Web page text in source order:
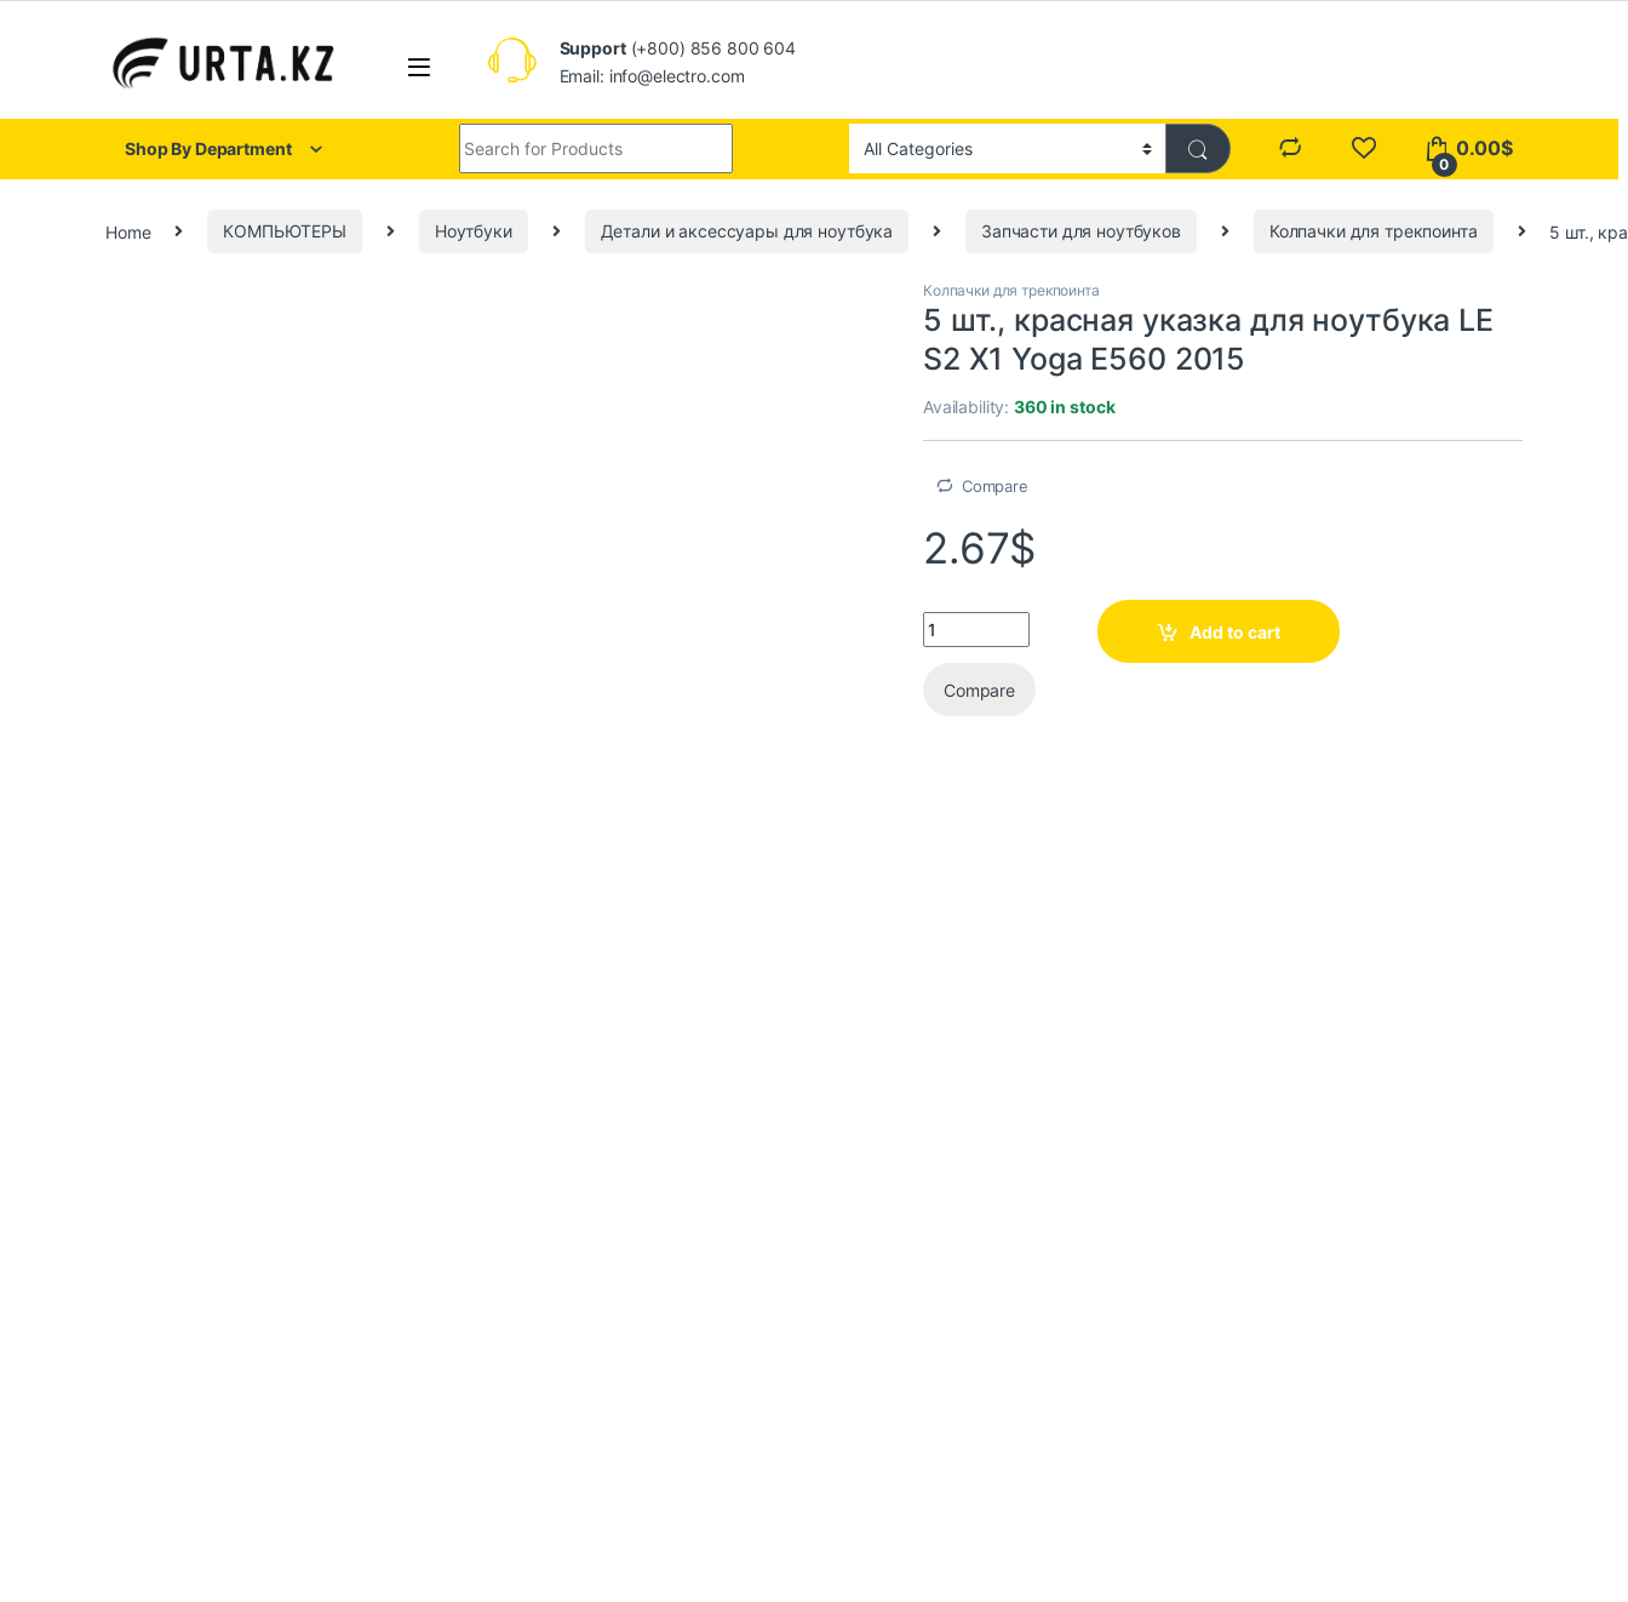
Support(+800) 856 800 604
Email: info@electro.com
Shop By Department
0
0.00$
Home КОМПЬЮТЕРЫ Ноутбуки Детали и аксессуары для ноутбука Запчасти для ноутбуков Колпачки для трекпоинта 5 шт.,
Колпачки для трекпоинта
5 шт., красная указка для ноутбука LE
S2 X1 Yoga E560 2015
Availability:360 in stock
Compare
2.67$
Add to cart
Compare